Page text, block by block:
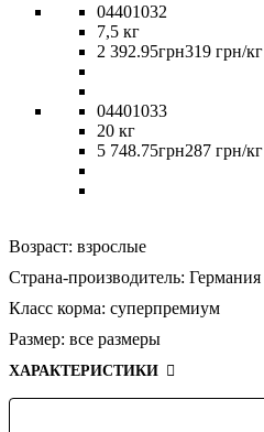
04401032
7,5 кг
2 392.95грн319 грн/кг
04401033
20 кг
5 748.75грн287 грн/кг
Возраст: взрослые
Страна-производитель: Германия
Класс корма: суперпремиум
Размер: все размеры
ХАРАКТЕРИСТИКИ